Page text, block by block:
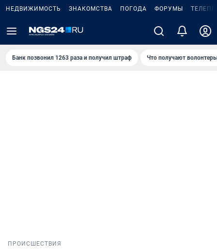
НЕДВИЖИМОСТЬ ЗНАКОМСТВА ПОГОДА ФОРУМЫ
Банк позвонил 1263 раза и получил штраф Что получают
ПРОИСШЕСТВИЯ